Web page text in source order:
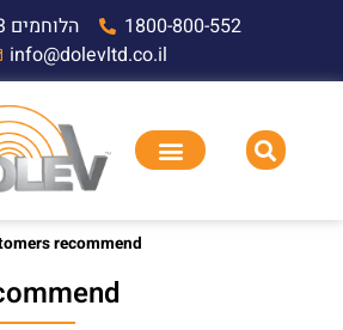
הלוחמים 53, חולון
1800-800-552
info@dolevltd.co.il
recommend